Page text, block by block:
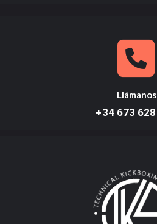
Llámanos
+34 673